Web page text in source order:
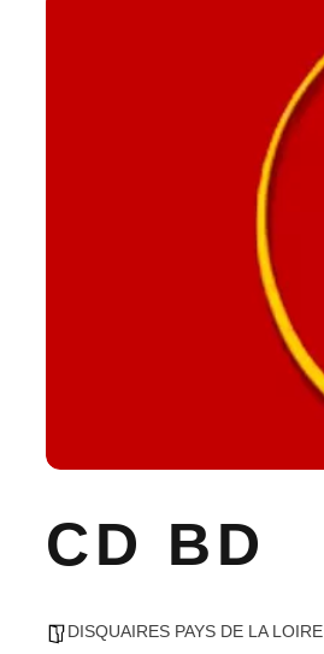
CD BD
DISQUAIRES PAYS DE LA LOIRE